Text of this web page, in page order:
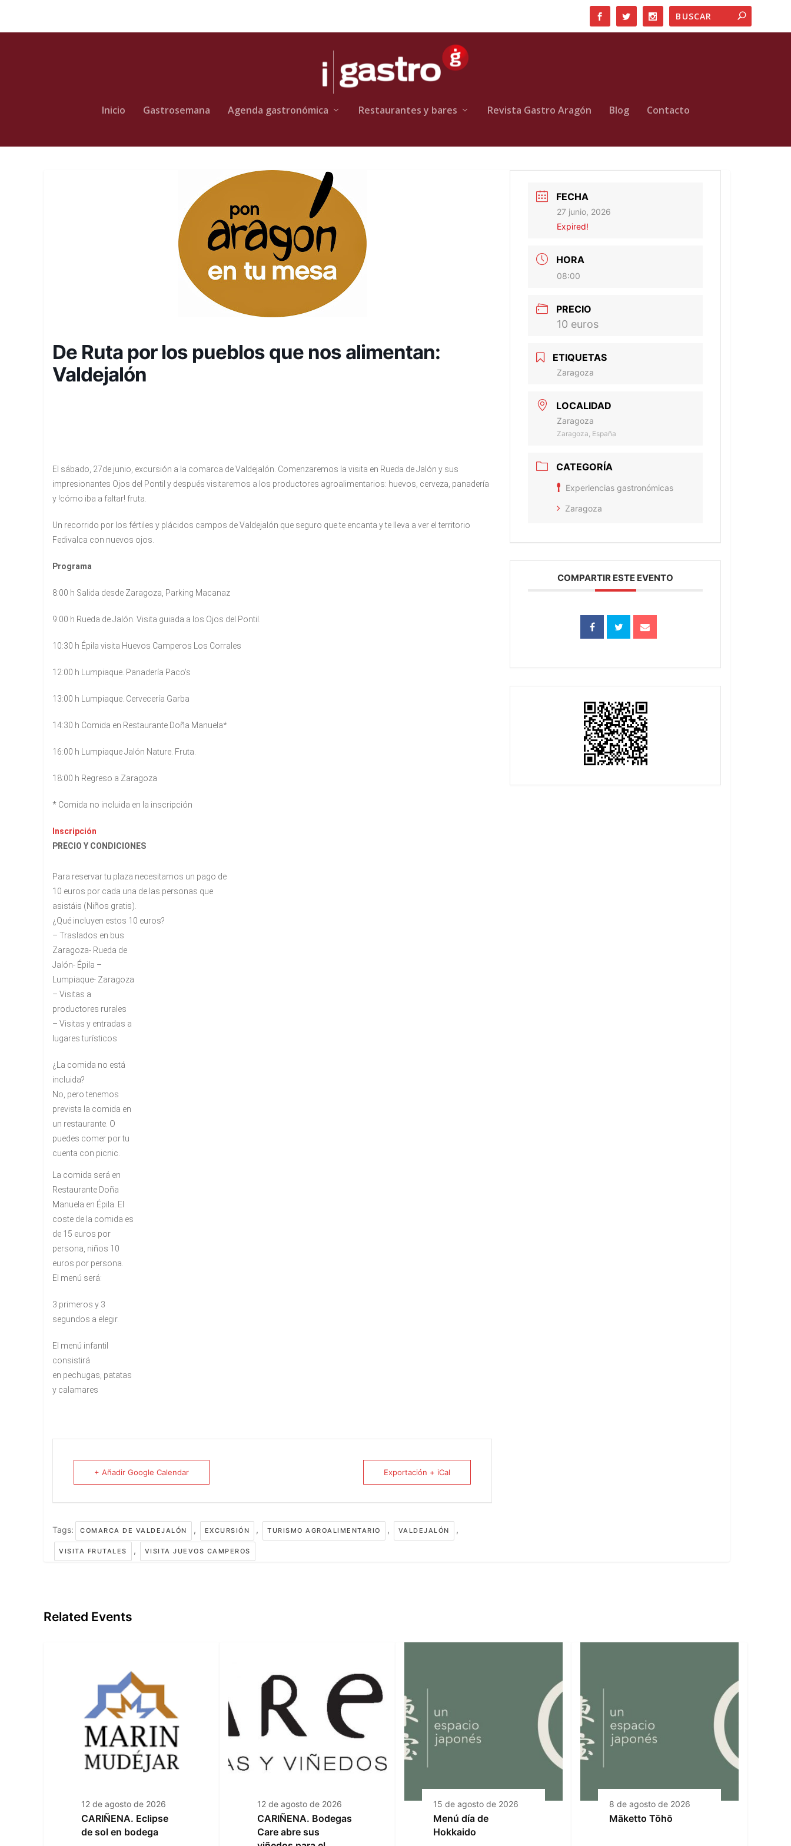
Inicio Gastrosemana Agenda gastronómica Restaurantes y bares Revista Gastro Aragón Blog Contacto
De Ruta por los pueblos que nos alimentan:
Valdejalón
El sábado, 27de junio, excursión a la comarca de Valdejalón. Comenzaremos la visita en Rueda de Jalón y sus
impresionantes Ojos del Pontil y después visitaremos a los productores agroalimentarios: huevos, cerveza, panadería
y !cómo iba a faltar! fruta.
Un recorrido por los fértiles y plácidos campos de Valdejalón que seguro que te encanta y te lleva a ver el territorio
Fedivalca con nuevos ojos.
Programa
8:00 h Salida desde Zaragoza, Parking Macanaz
9:00 h Rueda de Jalón. Visita guiada a los Ojos del Pontil.
10:30 h Épila visita Huevos Camperos Los Corrales
12:00 h Lumpiaque. Panadería Paco’s
13:00 h Lumpiaque. Cervecería Garba
14:30 h Comida en Restaurante Doña Manuela*
16:00 h Lumpiaque Jalón Nature. Fruta.
18:00 h Regreso a Zaragoza
* Comida no incluida en la inscripción
Inscripción
PRECIO Y CONDICIONES
Para reservar tu plaza necesitamos un pago de
10 euros por cada una de las personas que
asistáis (Niños gratis).
¿Qué incluyen estos 10 euros?
– Traslados en bus
Zaragoza- Rueda de
Jalón- Épila –
Lumpiaque- Zaragoza
– Visitas a
productores rurales
– Visitas y entradas a
lugares turísticos
¿La comida no está
incluida?
No, pero tenemos
prevista la comida en
un restaurante. O
puedes comer por tu
cuenta con picnic.
La comida será en
Restaurante Doña
Manuela en Épila. El
coste de la comida es
de 15 euros por
persona, niños 10
euros por persona.
El menú será:
3 primeros y 3
segundos a elegir.
El menú infantil
consistirá
en pechugas, patatas
y calamares
+ Añadir Google Calendar Exportación + iCal
Tags: COMARCA DE VALDEJALÓN , EXCURSIÓN , TURISMO AGROALIMENTARIO , VALDEJALÓN ,
VISITA FRUTALES , VISITA JUEVOS CAMPEROS
FECHA
27 junio, 2026
Expired!
HORA
08:00
PRECIO
10 euros
ETIQUETAS
Zaragoza
LOCALIDAD
Zaragoza
Zaragoza, España
CATEGORÍA
Experiencias gastronómicas
Zaragoza
COMPARTIR ESTE EVENTO
Related Events
12 de agosto de 2026
CARIÑENA. Eclipse
de sol en bodega
12 de agosto de 2026
CARIÑENA. Bodegas
Care abre sus
15 de agosto de 2026
Menú día de
Hokkaido
8 de agosto de 2026
Māketto Tōhō